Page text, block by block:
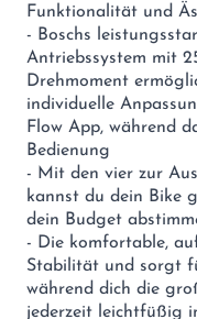
Funktionalität und
- Boschs
Antriebssystem mit
Drehmoment
individuelle
Flow App, während
Bedienung
- Mit den vier zur
kannst du dein Bike
dein Budget
- Die komfortable,
Stabilität und sorgt
während dich die
jederzeit leichtfüßig